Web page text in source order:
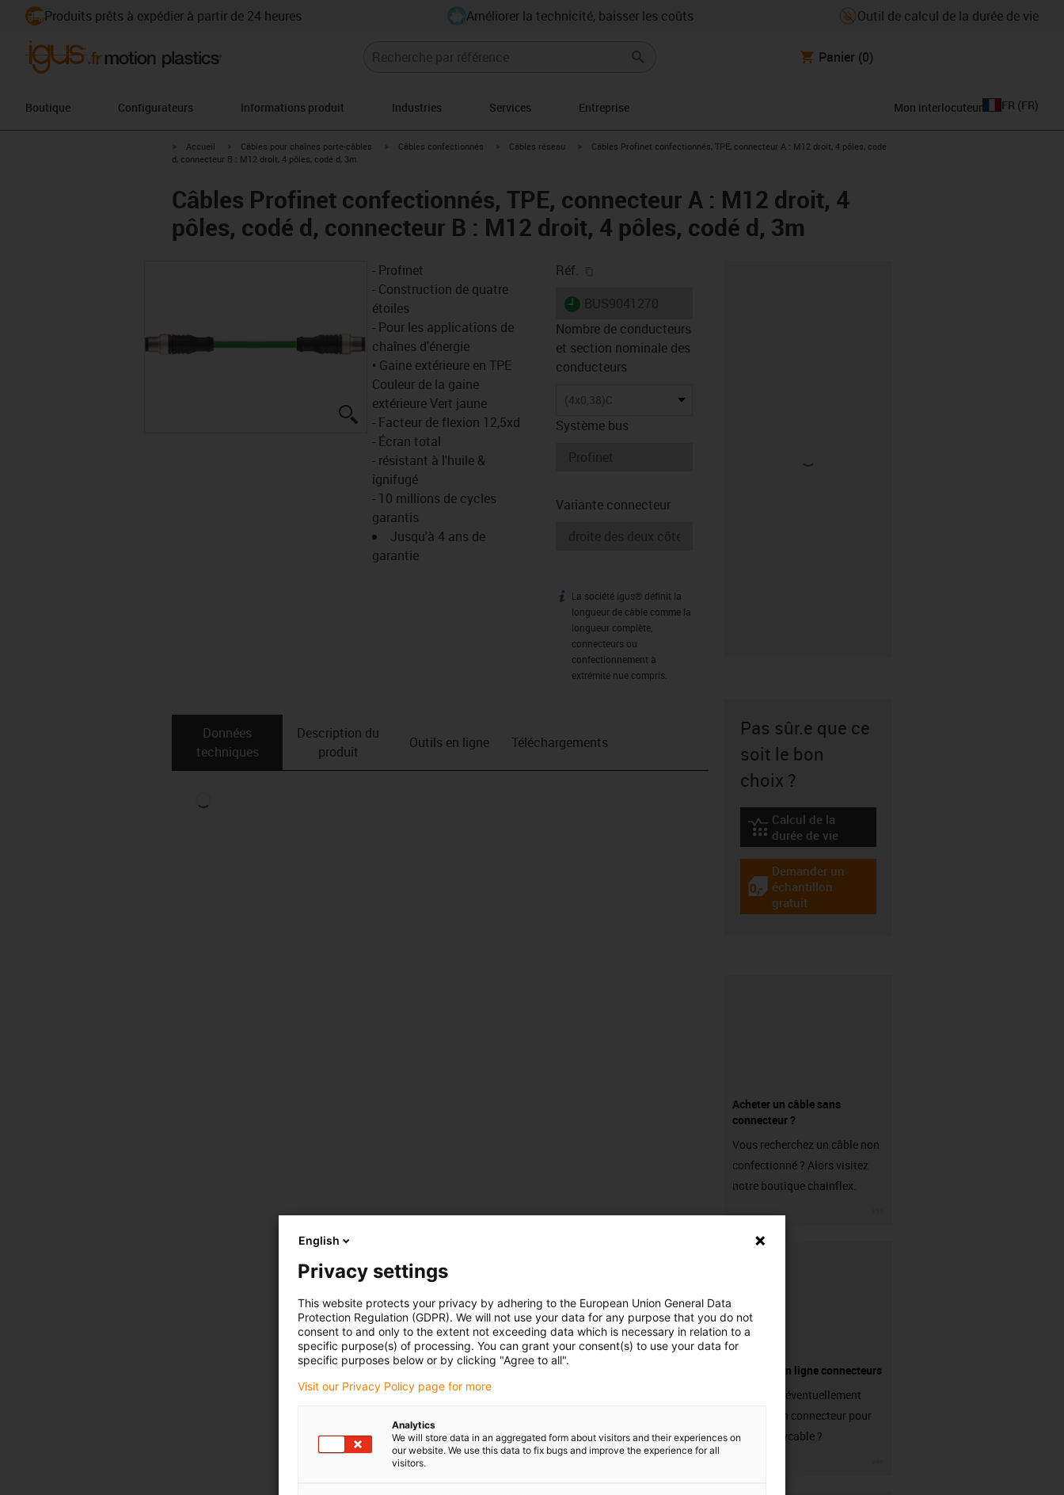
Produits prêts à expédier à partir de 24 heures Améliorer la technicité, baisser les coûts Outil de calcul de la durée de vie
Panier (0)
Boutique Configurateurs Informations produit Industries Services Entreprise Mon interlocuteur FR (FR)
igus-icon-arrow-right
Accueil igus-icon-arrow-right
Câbles pour chaînes porte-câbles igus-icon-arrow-right
Câbles confectionnés igus-icon-arrow-right
Câbles réseau igus-icon-arrow-right
Câbles Profinet confectionnés, TPE, connecteur A : M12 droit, 4 pôles, codé
d, connecteur B : M12 droit, 4 pôles, codé d, 3m
Câbles Profinet confectionnés, TPE, connecteur A : M12 droit, 4
pôles, codé d, connecteur B : M12 droit, 4 pôles, codé d, 3m
igus-icon-lupe
- Profinet
- Construction de quatre
étoiles
- Pour les applications de
chaînes d'énergie
• Gaine extérieure en TPE
Couleur de la gaine
extérieure Vert jaune
- Facteur de flexion 12,5xd
- Écran total
- résistant à l'huile &
ignifugé
- 10 millions de cycles
garantis
Jusqu'à 4 ans de
garantie
Réf.
igus-icon-lieferzeit
Nombre de conducteurs
et section nominale des
conducteurs
(4x0,38)C
Système bus
Variante connecteur
igus-icon-info
La société igus® définit la
longueur de câble comme la
longueur complète,
connecteurs ou
confectionnement à
extrémité nue compris.
Données
techniques
Description du
produit
Outils en ligne Téléchargements
Pas sûr.e que ce
soit le bon
choix ?
igus-icon-lebensdauerrechner
Calcul de la
durée de vie
igus-icon-gratismuster
Demander un
échantillon
gratuit
Acheter un câble sans
connecteur ?
Vous recherchez un câble non
confectionné ? Alors visitez
notre boutique chainflex.
Boutique en ligne connecteurs
Avez-vous éventuellement
besoin d'un connecteur pour
votre readycable ?
English
Privacy settings
This website protects your privacy by adhering to the European Union General Data
Protection Regulation (GDPR). We will not use your data for any purpose that you do not
consent to and only to the extent not exceeding data which is necessary in relation to a
specific purpose(s) of processing. You can grant your consent(s) to use your data for
specific purposes below or by clicking "Agree to all".
Visit our Privacy Policy page for more
Analytics
We will store data in an aggregated form about visitors and their experiences on
our website. We use this data to fix bugs and improve the experience for all
visitors.